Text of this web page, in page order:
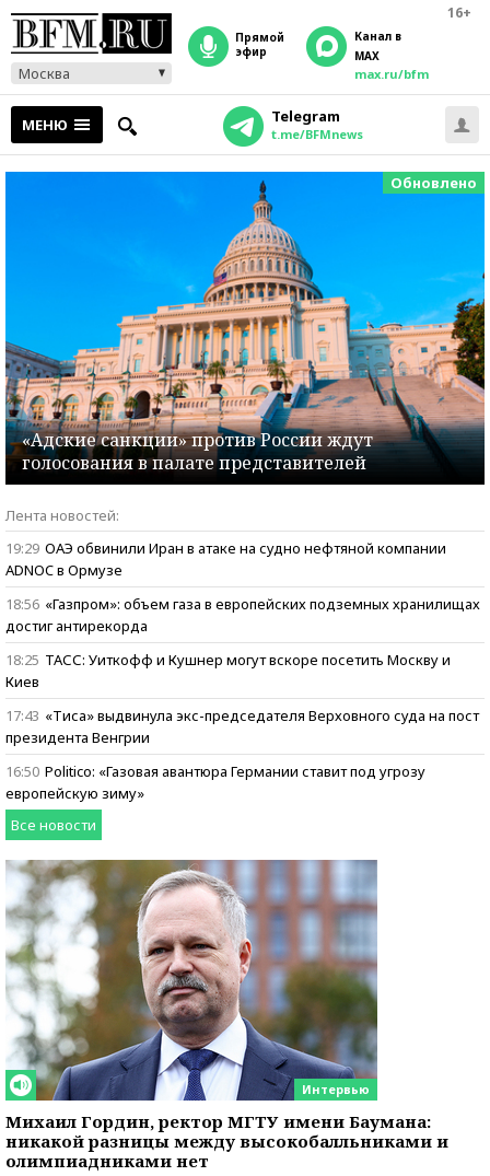
16+
Москва
прямой
эфир
Канал в
MAX
max.ru/bfm
МЕНЮ Telegram
t.me/BFMnews
Обновлено
«Адские санкции» против России ждут
голосования в палате представителей
ищем героев
Лента новостей:
19:29 ОАЭ обвинили Иран в атаке на судно нефтяной компании
ADNOC в Ормузе
18:56 «Газпром»: объем газа в европейских подземных хранилищах
достиг антирекорда
18:25 ТАСС: Уиткофф и Кушнер могут вскоре посетить Москву и
Киев
17:43 «Тиса» выдвинула экс-председателя Верховного суда на пост
президента Венгрии
16:50 Politico: «Газовая авантюра Германии ставит под угрозу
европейскую зиму»
Все новости
Интервью
Михаил Гордин, ректор МГТУ имени Баумана:
никакой разницы между высокобалльниками и
олимпиадниками нет